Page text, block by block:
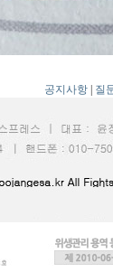
공지사항 | 질